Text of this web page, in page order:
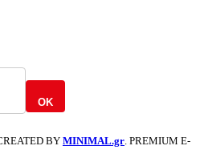
OK
BY MINIMAL.gr. PREMIUM E-